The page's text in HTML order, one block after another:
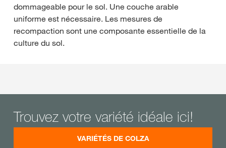
dommageable pour le sol. Une couche arable
uniforme est nécessaire. Les mesures de
recompaction sont une composante essentielle de la
culture du sol.
Trouvez votre variété idéale ici!
VARIÉTÉS DE COLZA